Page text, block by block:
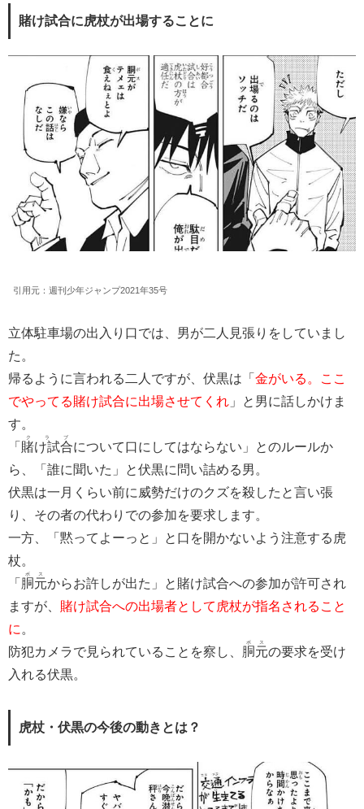
賭け試合に虎杖が出場することに
引用元：週刊少年ジャンプ2021年35号
立体駐車場の出入り口では、男が二人見張りをしていまし
た。
帰るように言われる二人ですが、伏黒は「 金がいる。ここ
でやってる賭け試合に出場させてくれ 」と男に話しかけま
す。
「 賭け試合
クラブ
について口にしてはならない」とのルールか
ら、「誰に聞いた」と伏黒に問い詰める男。
伏黒は一月くらい前に威勢だけのクズを殺したと言い張
り、その者の代わりでの参加を要求します。
一方、「黙ってよーっと」と口を開かないよう注意する虎
杖。
「 胴元
ボス
からお許しが出た」と賭け試合への参加が許可され
ますが、 賭け試合への出場者として虎杖が指名されること
に 。
防犯カメラで見られていることを察し、
胴元
ボス
の要求を受け
入れる伏黒。
虎杖・伏黒の今後の動きとは？